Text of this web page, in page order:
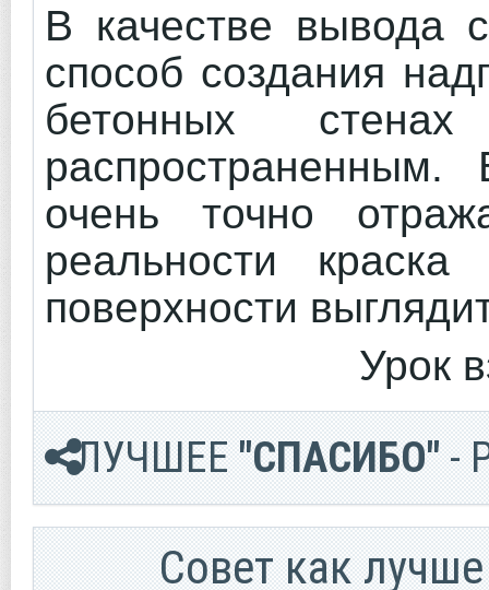
В качестве вывода
способ создания
бетонных
очень точно
реальности
поверхности
Урок
ЛУЧШЕЕ "СПАСИБО" -
Cовет как